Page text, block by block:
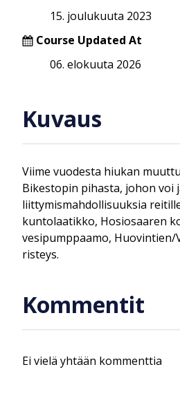
15. joulukuuta 2023
Course Updated At
06. elokuuta 2026
Kuvaus
Viime vuodesta hiukan
Bikestopin pihasta, johon voi
liittymismahdollisuuksia
kuntolaatikko, Hosiosaaren
vesipumppaamo,
risteys.
Kommentit
Ei vielä yhtään kommenttia